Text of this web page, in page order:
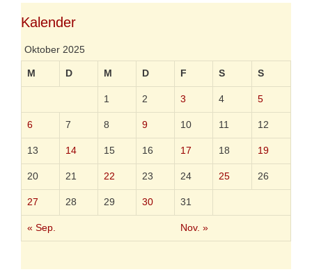
Kalender
Oktober 2025
M D M D F S S
« Sep. Nov. »
1 2 3 4 5
6 7 8 9 10 11 12
13 14 15 16 17 18 19
20 21 22 23 24 25 26
27 28 29 30 31